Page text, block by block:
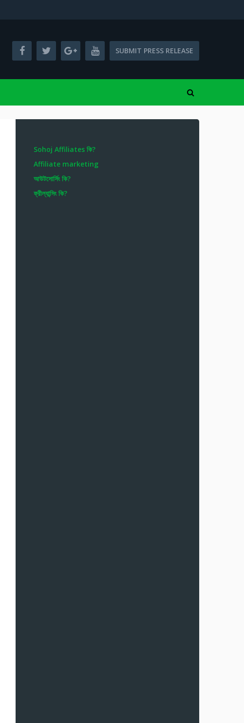
SUBMIT PRESS RELEASE
Sohoj Affiliates কি?
Affiliate marketing
আউটসোর্সিং কি?
ফ্রীল্যান্সিং কি?